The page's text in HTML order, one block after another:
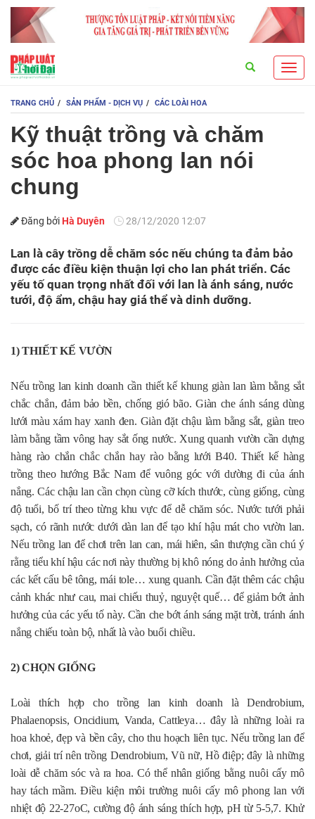
TRANG CHỦ SẢN PHẨM - DỊCH VỤ CÁC LOÀI HOA
Kỹ thuật trồng và chăm
sóc hoa phong lan nói
chung
Đăng bởi Hà Duyên 28/12/2020 12:07
Lan là cây trồng dễ chăm sóc nếu chúng ta đảm bảo
được các điều kiện thuận lợi cho lan phát triển. Các
yếu tố quan trọng nhất đối với lan là ánh sáng, nước
tưới, độ ẩm, chậu hay giá thể và dinh dưỡng.
1) THIẾT KẾ VƯỜN
Nếu trồng lan kinh doanh cần thiết kế khung giàn lan làm bằng sắt
chắc chắn, đảm bảo bền, chống gió bão. Giàn che ánh sáng dùng
lưới màu xám hay xanh đen. Giàn đặt chậu làm bằng sắt, giàn treo
làm bằng tầm vông hay sắt ống nước. Xung quanh vườn cần dựng
hàng rào chắn chắc chắn hay rào bằng lưới B40. Thiết kế hàng
trồng theo hướng Bắc Nam để vuông góc với dường đi của ánh
nắng. Các chậu lan cần chọn cùng cỡ kích thước, cùng giống, cùng
độ tuổi, bố trí theo từng khu vực để dễ chăm sóc. Nước tưới phải
sạch, có rãnh nước dưới dàn lan để tạo khí hậu mát cho vườn lan.
Nếu trồng lan để chơi trên lan can, mái hiên, sân thượng cần chú ý
rằng tiểu khí hậu các nơi này thường bị khô nóng do ảnh hưởng của
các kết cấu bê tông, mái tole… xung quanh. Cần đặt thêm các chậu
cảnh khác như cau, mai chiếu thuỷ, nguyệt quế… để giảm bớt ảnh
hưởng của các yếu tố này. Cần che bớt ánh sáng mặt trời, tránh ánh
nắng chiếu toàn bộ, nhất là vào buổi chiều.
2) CHỌN GIỐNG
Loài thích hợp cho trồng lan kinh doanh là Dendrobium,
Phalaenopsis, Oncidium, Vanda, Cattleya… đây là những loài ra
hoa khoẻ, đẹp và bền cây, cho thu hoạch liên tục. Nếu trồng lan để
chơi, giải trí nên trồng Dendrobium, Vũ nữ, Hồ điệp; đây là những
loài dễ chăm sóc và ra hoa. Có thể nhân giống bằng nuôi cấy mô
hay tách mầm. Điều kiện môi trường nuôi cấy mô phong lan với
nhiệt độ 22-27oC, cường độ ánh sáng thích hợp, pH từ 5-5,7. Khử